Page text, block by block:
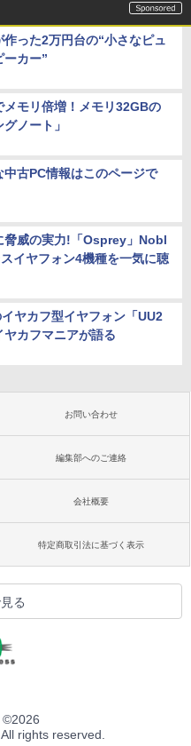
作った2万円台の“小さなピュ
ーカー”
メモリ倍増！メモリ32GBの
ノート」
古PC情報はこのページで
脅威の実力!「Osprey」Nobl
イヤフォン4機種を一気に聴
ヤカフ型イヤフォン「UU2
ヤカフマニアが語る
お問い合わせ
編集部へのご連絡
会社概要
特定商取引法に基づく表示
る
©2026
rights reserved.